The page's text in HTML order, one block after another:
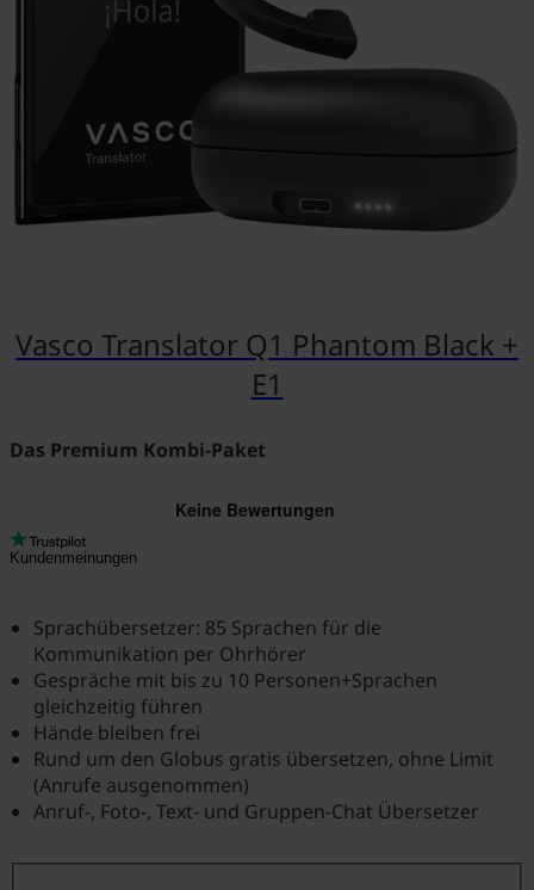
Vasco Translator Q1 Phantom Black +
E1
Das Premium Kombi-Paket
Kundenmeinungen
Sprachübersetzer: 85 Sprachen für die
Kommunikation per Ohrhörer
Gespräche mit bis zu 10 Personen+Sprachen
gleichzeitig führen
Hände bleiben frei
Rund um den Globus gratis übersetzen, ohne Limit
(Anrufe ausgenommen)
Anruf-, Foto-, Text- und Gruppen-Chat Übersetzer